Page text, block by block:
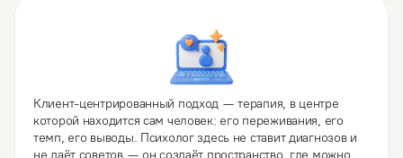
Клиент-центрированный подход — терапия, в центре
которой находится сам человек: его переживания, его
темп, его выводы. Психолог здесь не ставит диагнозов и